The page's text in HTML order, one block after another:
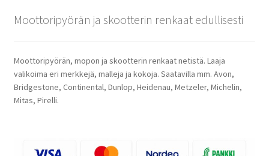
Moottoripyörän ja skootterin renkaat edullisesti
Moottoripyörän, mopon ja skootterin renkaat netistä. Laaja
valikoima eri merkkejä, malleja ja kokoja. Saatavilla mm. Avon,
Bridgestone, Continental, Dunlop, Heidenau, Metzeler, Michelin,
Mitas, Pirelli.